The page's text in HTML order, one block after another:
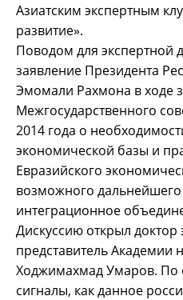
Азиатским экспертным
развитие».
Поводом для экспертной
заявление Президента
Эмомали Рахмона в ходе
Межгосударственного
2014 года о
экономической базы и
Евразийского
возможного
интеграционное
Дискуссию открыл доктор
представитель Академии
Ходжимахмад Умаров. По
сигналы, как данное